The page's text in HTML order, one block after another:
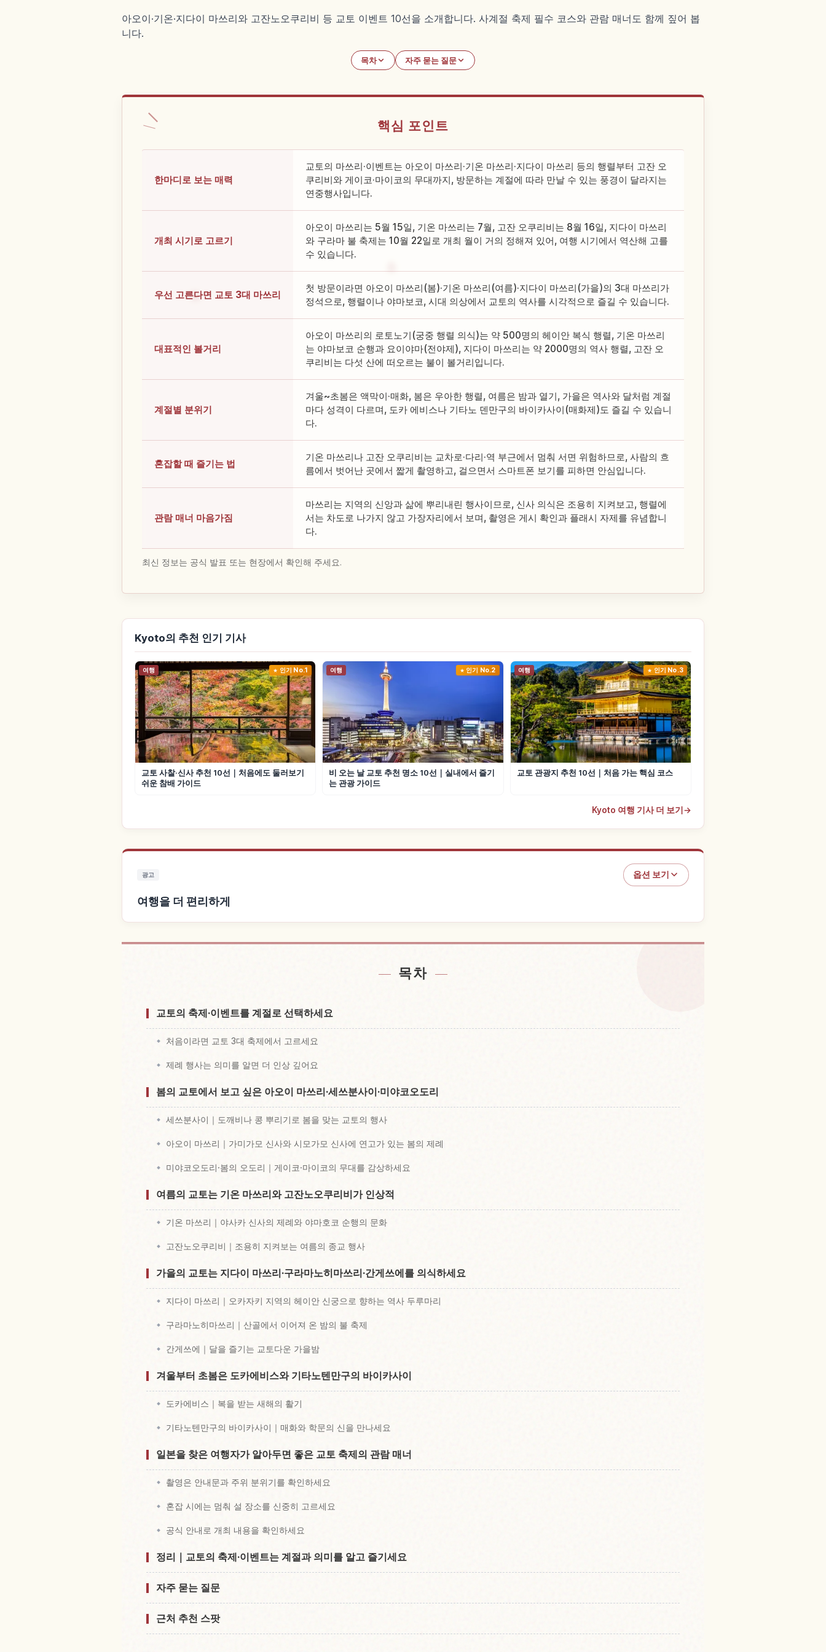
아오이·기온·지다이 마쓰리와 고잔노오쿠리비 등 교토 이벤트 10선을 소개합니다. 사계절 축제 필수 코스와 관람 매너도 함께 짚어 봅
니다.
목차 자주 묻는 질문
핵심 포인트
한마디로 보는 매력
교토의 마쓰리·이벤트는 아오이 마쓰리·기온 마쓰리·지다이 마쓰리 등의 행렬부터 고잔 오
쿠리비와 게이코·마이코의 무대까지, 방문하는 계절에 따라 만날 수 있는 풍경이 달라지는
연중행사입니다.
개최 시기로 고르기
아오이 마쓰리는 5월 15일, 기온 마쓰리는 7월, 고잔 오쿠리비는 8월 16일, 지다이 마쓰리
와 구라마 불 축제는 10월 22일로 개최 월이 거의 정해져 있어, 여행 시기에서 역산해 고를
수 있습니다.
우선 고른다면 교토 3대 마쓰리
첫 방문이라면 아오이 마쓰리(봄)·기온 마쓰리(여름)·지다이 마쓰리(가을)의 3대 마쓰리가
정석으로, 행렬이나 야마보코, 시대 의상에서 교토의 역사를 시각적으로 즐길 수 있습니다.
대표적인 볼거리
아오이 마쓰리의 로토노기(궁중 행렬 의식)는 약 500명의 헤이안 복식 행렬, 기온 마쓰리
는 야마보코 순행과 요이야마(전야제), 지다이 마쓰리는 약 2000명의 역사 행렬, 고잔 오
쿠리비는 다섯 산에 떠오르는 불이 볼거리입니다.
계절별 분위기
겨울~초봄은 액막이·매화, 봄은 우아한 행렬, 여름은 밤과 열기, 가을은 역사와 달처럼 계절
마다 성격이 다르며, 도카 에비스나 기타노 덴만구의 바이카사이(매화제)도 즐길 수 있습니
다.
혼잡할 때 즐기는 법
기온 마쓰리나 고잔 오쿠리비는 교차로·다리·역 부근에서 멈춰 서면 위험하므로, 사람의 흐
름에서 벗어난 곳에서 짧게 촬영하고, 걸으면서 스마트폰 보기를 피하면 안심입니다.
관람 매너 마음가짐
마쓰리는 지역의 신앙과 삶에 뿌리내린 행사이므로, 신사 의식은 조용히 지켜보고, 행렬에
서는 차도로 나가지 않고 가장자리에서 보며, 촬영은 게시 확인과 플래시 자제를 유념합니
다.
최신 정보는 공식 발표 또는 현장에서 확인해 주세요.
Kyoto의 추천 인기 기사
여행 인기 No.1
교토 사찰·신사 추천 10선｜처음에도 둘러보기
쉬운 참배 가이드
여행 인기 No.2
비 오는 날 교토 추천 명소 10선｜실내에서 즐기
는 관광 가이드
여행 인기 No.3
교토 관광지 추천 10선｜처음 가는 핵심 코스
Kyoto 여행 기사 더 보기 →
광고 옵션 보기
여행을 더 편리하게
목차
교토의 축제·이벤트를 계절로 선택하세요
처음이라면 교토 3대 축제에서 고르세요
제례 행사는 의미를 알면 더 인상 깊어요
봄의 교토에서 보고 싶은 아오이 마쓰리·세쓰분사이·미야코오도리
세쓰분사이｜도깨비나 콩 뿌리기로 봄을 맞는 교토의 행사
아오이 마쓰리｜가미가모 신사와 시모가모 신사에 연고가 있는 봄의 제례
미야코오도리·봄의 오도리｜게이코·마이코의 무대를 감상하세요
여름의 교토는 기온 마쓰리와 고잔노오쿠리비가 인상적
기온 마쓰리｜야사카 신사의 제례와 야마호코 순행의 문화
고잔노오쿠리비｜조용히 지켜보는 여름의 종교 행사
가을의 교토는 지다이 마쓰리·구라마노히마쓰리·간게쓰에를 의식하세요
지다이 마쓰리｜오카자키 지역의 헤이안 신궁으로 향하는 역사 두루마리
구라마노히마쓰리｜산골에서 이어져 온 밤의 불 축제
간게쓰에｜달을 즐기는 교토다운 가을밤
겨울부터 초봄은 도카에비스와 기타노텐만구의 바이카사이
도카에비스｜복을 받는 새해의 활기
기타노텐만구의 바이카사이｜매화와 학문의 신을 만나세요
일본을 찾은 여행자가 알아두면 좋은 교토 축제의 관람 매너
촬영은 안내문과 주위 분위기를 확인하세요
혼잡 시에는 멈춰 설 장소를 신중히 고르세요
공식 안내로 개최 내용을 확인하세요
정리｜교토의 축제·이벤트는 계절과 의미를 알고 즐기세요
자주 묻는 질문
근처 추천 스팟